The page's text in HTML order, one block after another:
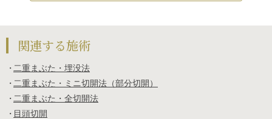
関連する施術
二重まぶた・埋没法
二重まぶた・ミニ切開法（部分切開）
二重まぶた・全切開法
目頭切開